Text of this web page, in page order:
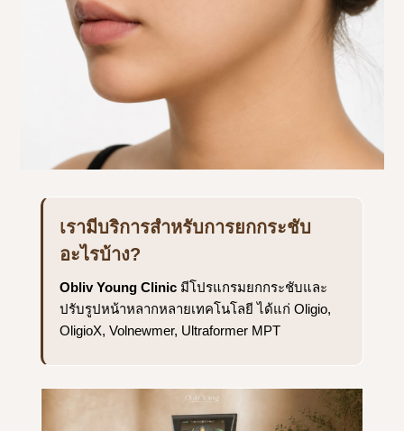
เรามีบริการสำหรับการยกกระชับ
อะไรบ้าง?
Obliv Young Clinicมีโปรแกรมยกกระชับและ
ปรับรูปหน้าหลากหลายเทคโนโลยี ได้แก่ Oligio,
OligioX, Volnewmer, Ultraformer MPT